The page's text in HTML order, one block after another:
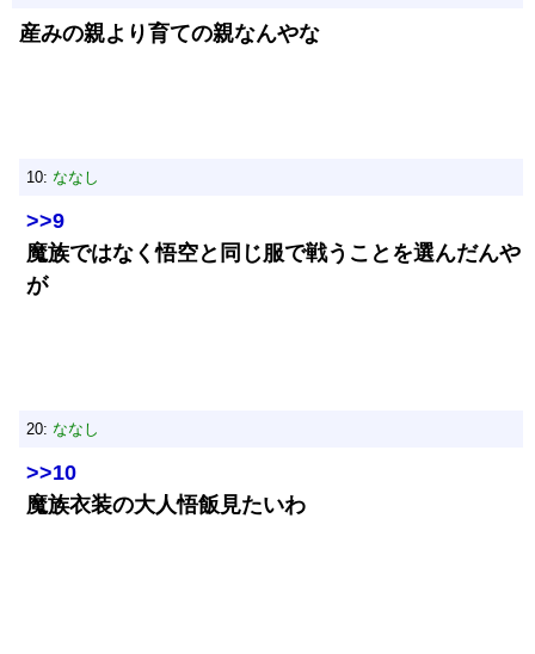
産みの親より育ての親なんやな
10: ななし
>>9
魔族ではなく悟空と同じ服で戦うことを選んだんや
が
20: ななし
>>10
魔族衣装の大人悟飯見たいわ